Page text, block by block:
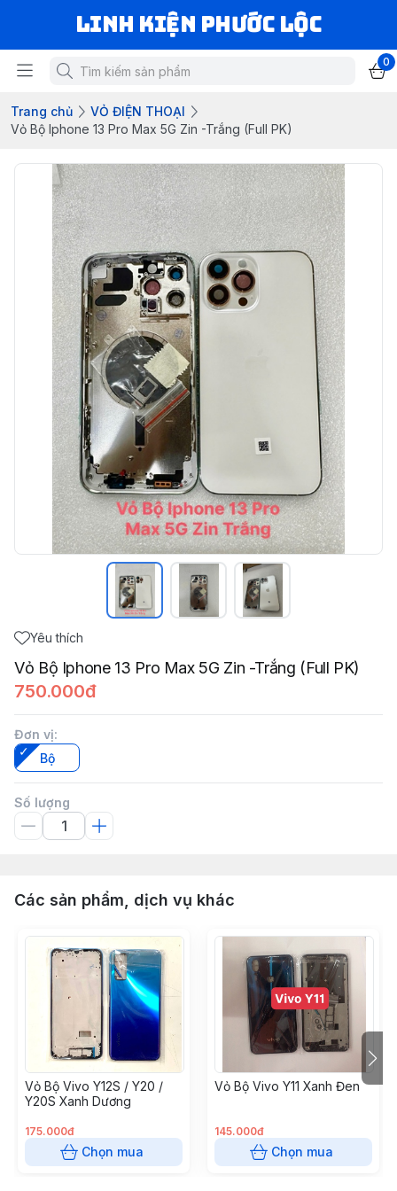
LINH KIỆN PHƯỚC LỘC
0
Trang chủ
VỎ ĐIỆN THOẠI
Vỏ Bộ Iphone 13 Pro Max 5G Zin -Trắng (Full PK)
Yêu thích
Vỏ Bộ Iphone 13 Pro Max 5G Zin -Trắng (Full PK)
750.000đ
Đơn vị:
Bộ
Số lượng
Các sản phẩm, dịch vụ khác
Vỏ Bộ Vivo Y12S / Y20 /
Y20S Xanh Dương
175.000đ
Chọn mua
Vỏ Bộ Vivo Y11 Xanh Đen
145.000đ
Chọn mua